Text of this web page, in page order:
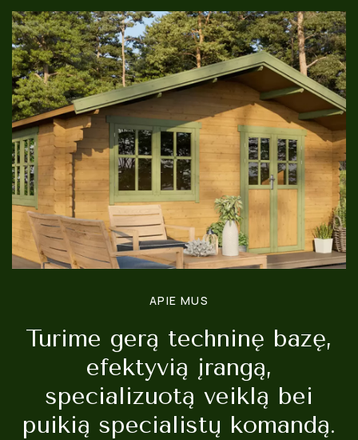
APIE MUS
Turime gerą techninę bazę,
efektyvią įrangą,
specializuotą veiklą bei
puikią specialistų komandą.